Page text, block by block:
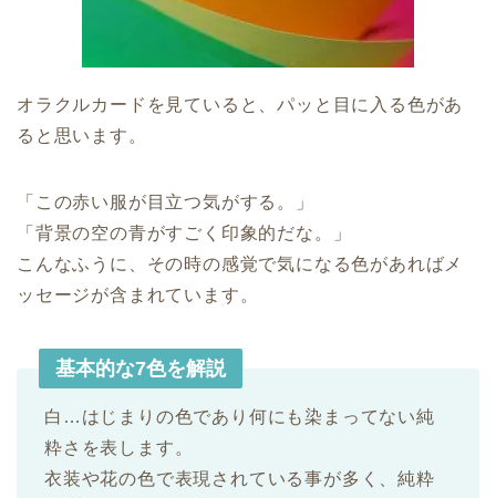
オラクルカードを見ていると、パッと目に入る色があ
ると思います。
「この赤い服が目立つ気がする。」
「背景の空の青がすごく印象的だな。」
こんなふうに、その時の感覚で気になる色があればメ
ッセージが含まれています。
基本的な7色を解説
白…はじまりの色であり何にも染まってない純
粋さを表します。
衣装や花の色で表現されている事が多く、純粋